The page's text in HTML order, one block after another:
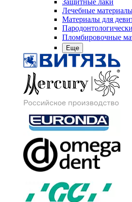
Защитные лаки
Лечебные
Материалы для
Пломбировочные
Еще